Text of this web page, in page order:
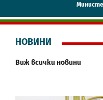
НОВИНИ
Виж всички новини